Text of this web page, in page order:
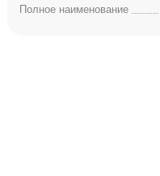
Полное наименование